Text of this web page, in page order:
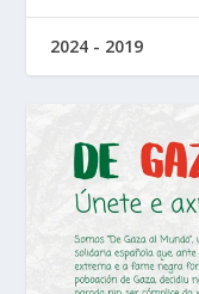
2024 - 2019